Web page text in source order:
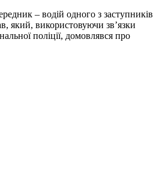
– водій одного з заступників
який, використовуючи зв’язки
поліції, домовлявся про